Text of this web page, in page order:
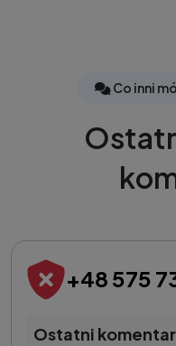
Co inni
+48 575
Ostatni